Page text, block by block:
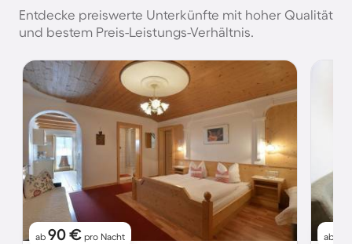
Entdecke preiswerte Unterkünfte mit hoher Qualität
und bestem Preis-Leistungs-Verhältnis.
ab 90 € pro Nacht ab